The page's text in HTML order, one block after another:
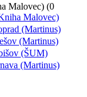
Malovec) (0
Malovec)
(Martinus)
(Martinus)
(ŠUM)
(Martinus)